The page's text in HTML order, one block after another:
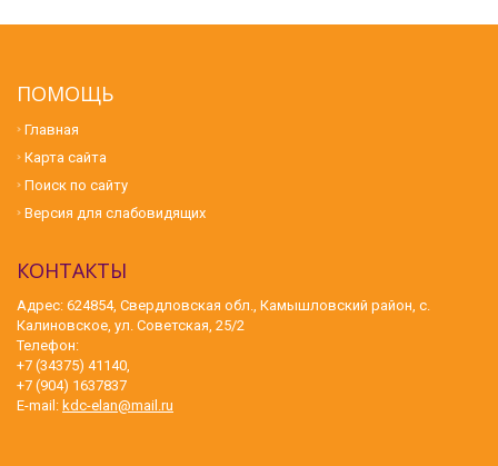
ПОМОЩЬ
Главная
Карта сайта
Поиск по сайту
Версия для слабовидящих
КОНТАКТЫ
Адрес: 624854, Свердловская обл., Камышловский район, с.
Калиновское, ул. Советская, 25/2
Телефон:
+7 (34375) 41140,
+7 (904) 1637837
E-mail: kdc-elan@mail.ru